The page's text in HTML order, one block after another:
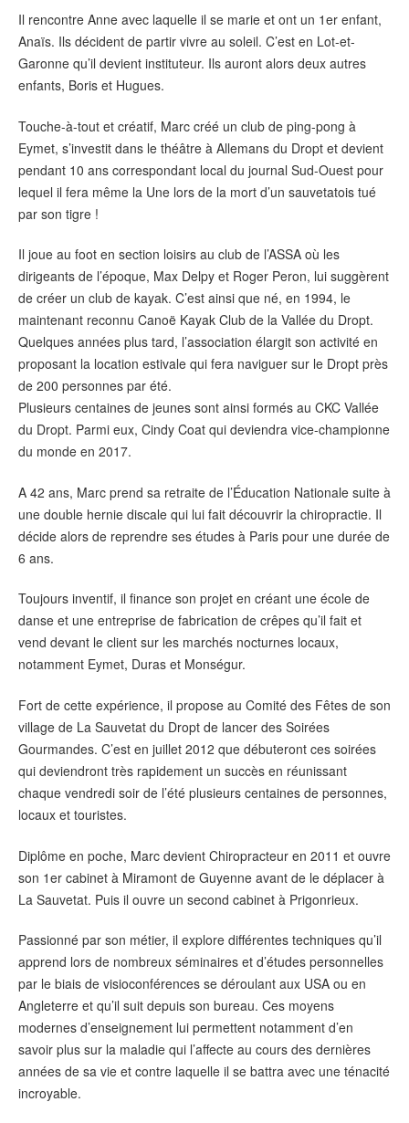
Il rencontre Anne avec laquelle il se marie et ont un 1er enfant,
Anaïs. Ils décident de partir vivre au soleil. C’est en Lot-et-
Garonne qu’il devient instituteur. Ils auront alors deux autres
enfants, Boris et Hugues.
Touche-à-tout et créatif, Marc créé un club de ping-pong à
Eymet, s’investit dans le théâtre à Allemans du Dropt et devient
pendant 10 ans correspondant local du journal Sud-Ouest pour
lequel il fera même la Une lors de la mort d’un sauvetatois tué
par son tigre !
Il joue au foot en section loisirs au club de l’ASSA où les
dirigeants de l’époque, Max Delpy et Roger Peron, lui suggèrent
de créer un club de kayak. C’est ainsi que né, en 1994, le
maintenant reconnu Canoë Kayak Club de la Vallée du Dropt.
Quelques années plus tard, l’association élargit son activité en
proposant la location estivale qui fera naviguer sur le Dropt près
de 200 personnes par été.
Plusieurs centaines de jeunes sont ainsi formés au CKC Vallée
du Dropt. Parmi eux, Cindy Coat qui deviendra vice-championne
du monde en 2017.
A 42 ans, Marc prend sa retraite de l’Éducation Nationale suite à
une double hernie discale qui lui fait découvrir la chiropractie. Il
décide alors de reprendre ses études à Paris pour une durée de
6 ans.
Toujours inventif, il finance son projet en créant une école de
danse et une entreprise de fabrication de crêpes qu’il fait et
vend devant le client sur les marchés nocturnes locaux,
notamment Eymet, Duras et Monségur.
Fort de cette expérience, il propose au Comité des Fêtes de son
village de La Sauvetat du Dropt de lancer des Soirées
Gourmandes. C’est en juillet 2012 que débuteront ces soirées
qui deviendront très rapidement un succès en réunissant
chaque vendredi soir de l’été plusieurs centaines de personnes,
locaux et touristes.
Diplôme en poche, Marc devient Chiropracteur en 2011 et ouvre
son 1er cabinet à Miramont de Guyenne avant de le déplacer à
La Sauvetat. Puis il ouvre un second cabinet à Prigonrieux.
Passionné par son métier, il explore différentes techniques qu’il
apprend lors de nombreux séminaires et d’études personnelles
par le biais de visioconférences se déroulant aux USA ou en
Angleterre et qu’il suit depuis son bureau. Ces moyens
modernes d’enseignement lui permettent notamment d’en
savoir plus sur la maladie qui l’affecte au cours des dernières
années de sa vie et contre laquelle il se battra avec une ténacité
incroyable.